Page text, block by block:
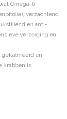
Omega-6
verzachtend
en anti-
verzorging en
gekalmeerd en
krabben is